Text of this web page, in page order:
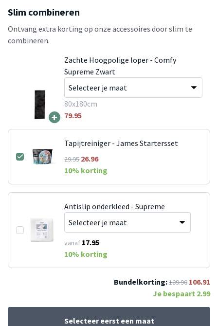
Slim combineren
Ontvang extra korting op onze accessoires door slim te
combineren.
+
Zachte Hoogpolige loper - Comfy
Supreme Zwart
80x180cm
79.95
Tapijtreiniger - James Startersset
29.9526.96
10% korting
Antislip onderkleed - Supreme
vanaf 17.95
10% korting
Bundelkorting:109.90 106.91
Je bespaart 2.99
Selecteer eerst een maat